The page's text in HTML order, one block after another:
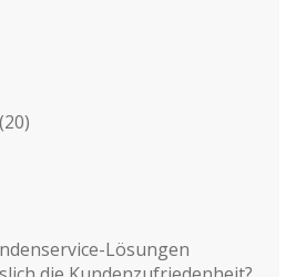
(20)
Lösungen